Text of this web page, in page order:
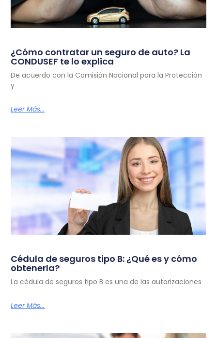
¿Cómo contratar un seguro de auto? La
CONDUSEF te lo explica
De acuerdo con la Comisión Nacional para la Protección
y
Leer Más...
Cédula de seguros tipo B: ¿Qué es y cómo
obtenerla?
La cédula de seguros tipo B es una de las autorizaciones
Leer Más...